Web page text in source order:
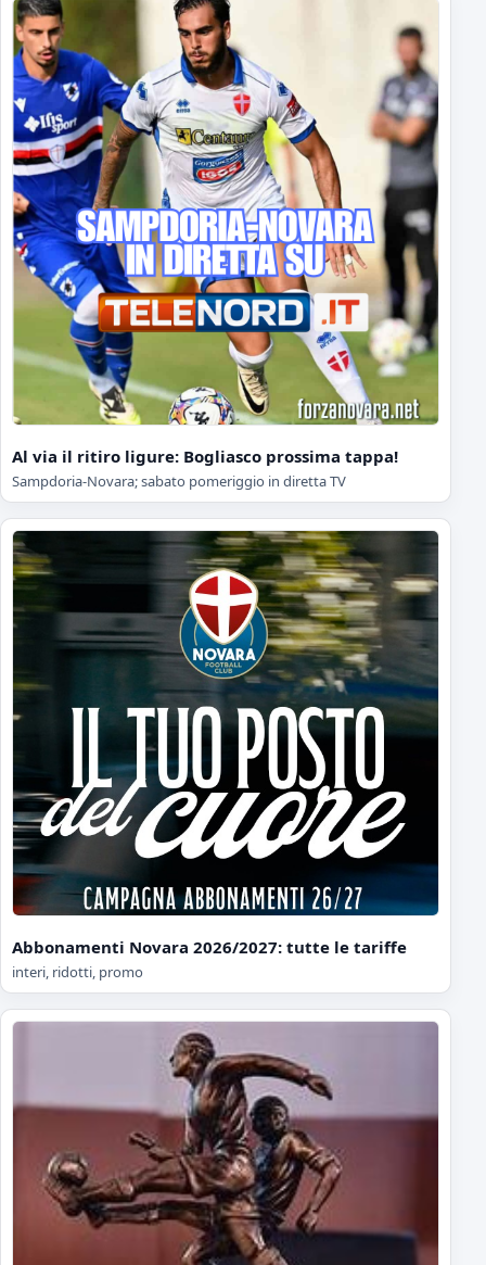
Al via il ritiro ligure: Bogliasco prossima tappa!
Sampdoria-Novara; sabato pomeriggio in diretta TV
Abbonamenti Novara 2026/2027: tutte le tariffe
interi, ridotti, promo